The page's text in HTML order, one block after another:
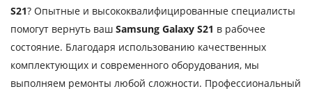
S21? Опытные и высококвалифицированные специалисты
помогут вернуть ваш Samsung Galaxy S21 в рабочее
состояние. Благодаря использованию качественных
комплектующих и современного оборудования, мы
выполняем ремонты любой сложности. Профессиональный